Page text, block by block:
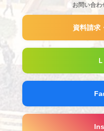
お問い合わ
資料請求